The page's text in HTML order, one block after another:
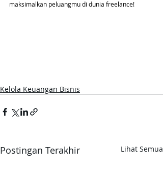
maksimalkan peluangmu di dunia freelance!
Kelola Keuangan Bisnis
Postingan Terakhir Lihat Semua